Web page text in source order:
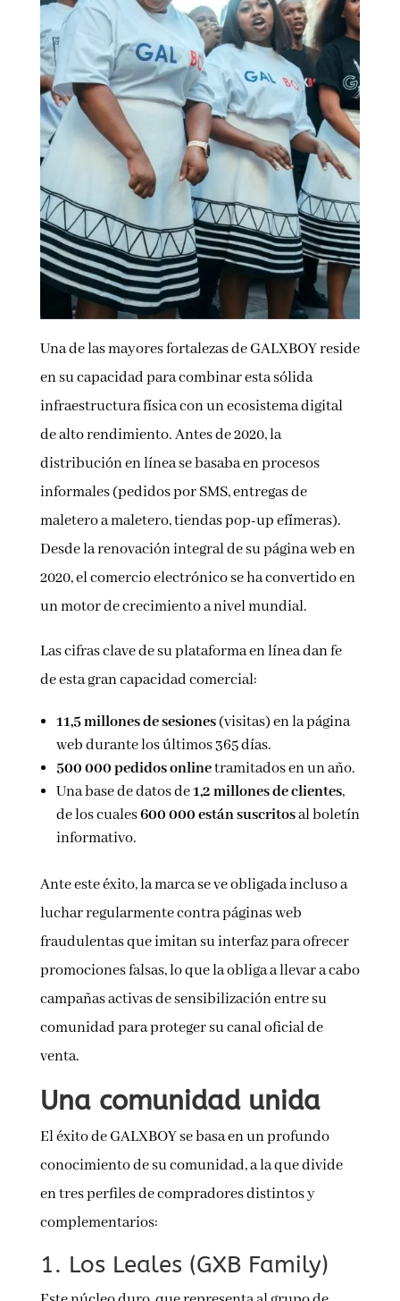
Una de las mayores fortalezas de GALXBOY reside
en su capacidad para combinar esta sólida
infraestructura física con un ecosistema digital
de alto rendimiento. Antes de 2020, la
distribución en línea se basaba en procesos
informales (pedidos por SMS, entregas de
maletero a maletero, tiendas pop-up efímeras).
Desde la renovación integral de su página web en
2020, el comercio electrónico se ha convertido en
un motor de crecimiento a nivel mundial.
Las cifras clave de su plataforma en línea dan fe
de esta gran capacidad comercial:
11,5 millones de sesiones(visitas) en la página
web durante los últimos 365 días.
500 000 pedidos onlinetramitados en un año.
Una base de datos de1,2 millones de clientes,
de los cuales600 000 están suscritosal boletín
informativo.
Ante este éxito, la marca se ve obligada incluso a
luchar regularmente contra páginas web
fraudulentas que imitan su interfaz para ofrecer
promociones falsas, lo que la obliga a llevar a cabo
campañas activas de sensibilización entre su
comunidad para proteger su canal oficial de
venta.
Una comunidad unida
El éxito de GALXBOY se basa en un profundo
conocimiento de su comunidad, a la que divide
en tres perfiles de compradores distintos y
complementarios:
1. Los Leales (GXB Family)